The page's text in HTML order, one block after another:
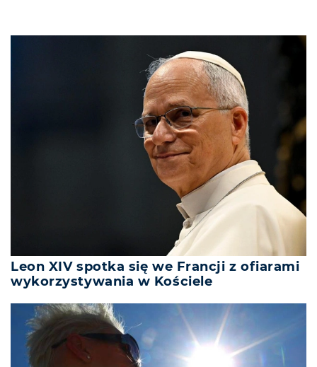
Leon XIV spotka się we Francji z ofiarami
wykorzystywania w Kościele